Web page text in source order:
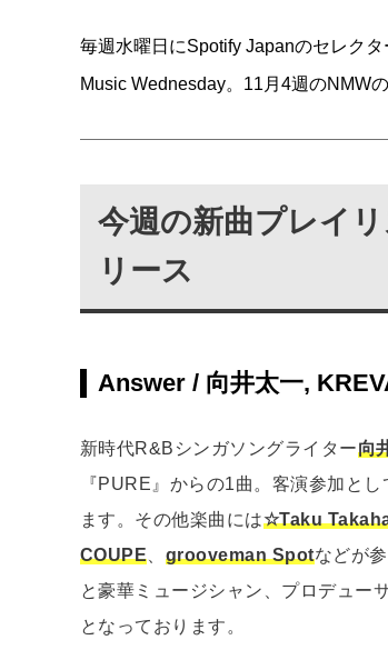
毎週水曜日にSpotify Japanのセレク
Music Wednesday。11月4週のNMW
今週の新曲プレイ
リース
Answer / 向井太一,
新時代R&Bシンガソングライター向
『PURE』からの1曲。客演参加と
ます。その他楽曲には☆Taku
COUPE
grooveman Spotなどが
と豪華ミュージシャン、プロデュー
となっております。